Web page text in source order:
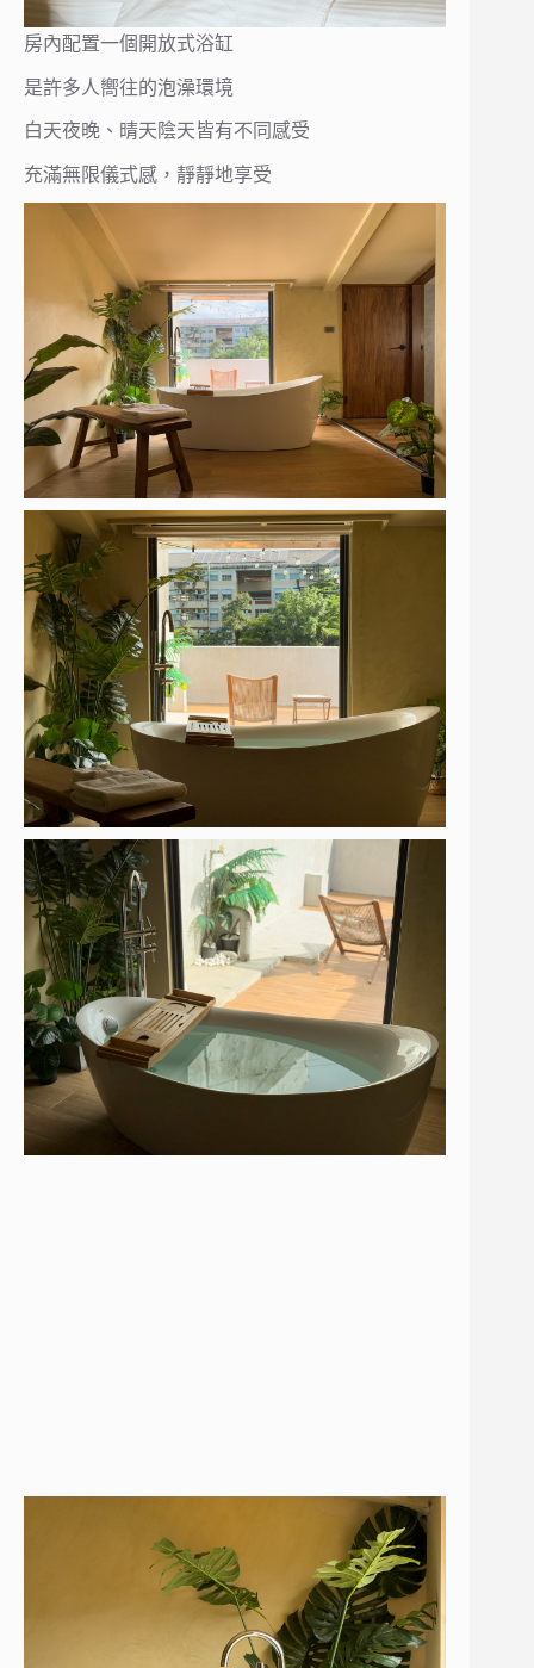
房內配置一個開放式浴缸
是許多人嚮往的泡澡環境
白天夜晚、晴天陰天皆有不同感受
充滿無限儀式感，靜靜地享受